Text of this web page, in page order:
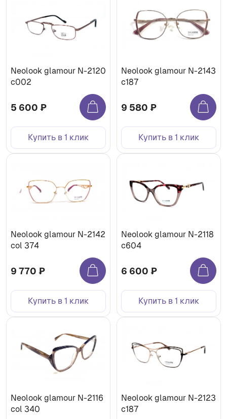
Neolook glamour N-2120
c002
5 600 ₽
Купить в 1 клик
Neolook glamour N-2143
c187
9 580 ₽
Купить в 1 клик
Neolook glamour N-2142
col 374
9 770 ₽
Купить в 1 клик
Neolook glamour N-2118
c604
6 600 ₽
Купить в 1 клик
Neolook glamour N-2116
col 340
Neolook glamour N-2123
c187